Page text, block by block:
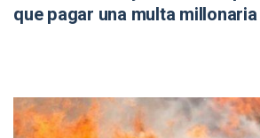
que pagar una multa millonaria